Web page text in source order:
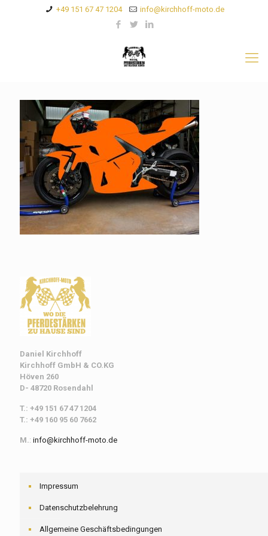
+49 151 67 47 1204 info@kirchhoff-moto.de
Daniel Kirchhoff
Kirchhoff GmbH & CO.KG
Höven 260
D- 48720 Rosendahl
T.: +49 151 67 47 1204
T.: +49 160 95 60 7662
M.: info@kirchhoff-moto.de
Impressum
Datenschutzbelehrung
Allgemeine Geschäftsbedingungen